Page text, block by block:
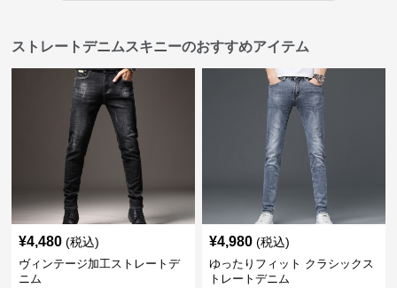
ストレートデニムスキニーのおすすめアイテム
¥4,480 (税込)
ヴィンテージ加工ストレートデ
ニム
¥4,980 (税込)
ゆったりフィット クラシックス
トレートデニム